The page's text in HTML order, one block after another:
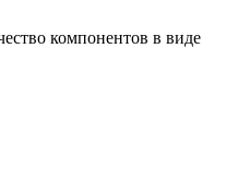
компонентов в виде